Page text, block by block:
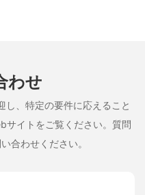
わせ
し、特定の要件に応えること
サイトをご覧ください。質問
合わせください。